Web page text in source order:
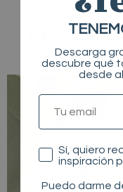
Descarga
descubre qué
desde
TU EMAIL
Consentimiento
Sí, quiero
inspiración
Puedo darme